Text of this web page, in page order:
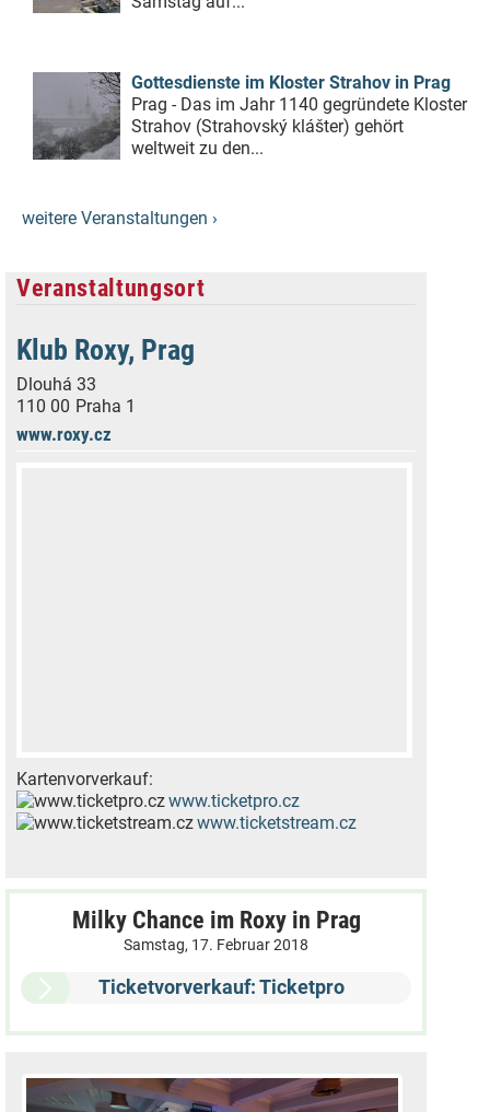
Gottesdienste im Kloster Strahov in Prag
Prag - Das im Jahr 1140 gegründete Kloster
Strahov (Strahovský klášter) gehört
weltweit zu den...
weitere Veranstaltungen ›
Veranstaltungsort
Klub Roxy, Prag
Dlouhá 33
110 00 Praha 1
www.roxy.cz
Kartenvorverkauf:
www.ticketpro.cz
www.ticketstream.cz
Milky Chance im Roxy in Prag
Samstag, 17. Februar 2018
Ticketvorverkauf: Ticketpro